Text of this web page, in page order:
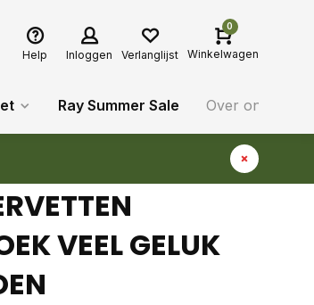
Help Inloggen Verlanglijst
0
Winkelwagen
Ray Summer Sale Over ons
VEEL GELUK